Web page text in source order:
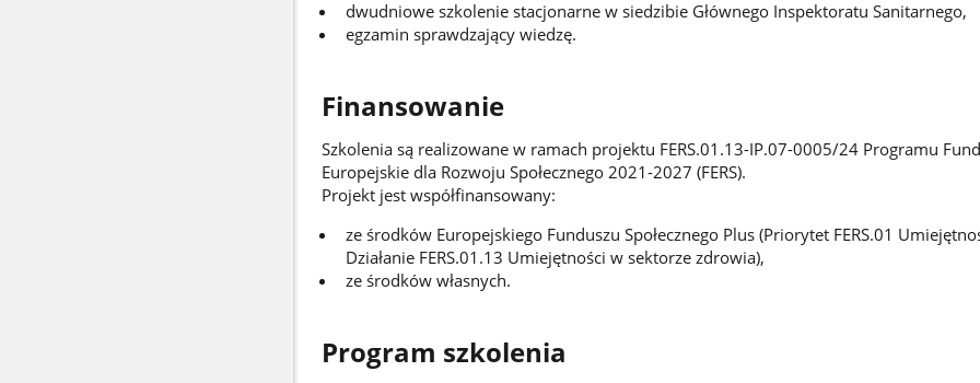
dwudniowe szkolenie stacjonarne w siedzibie Głównego Inspektoratu Sanitarnego,
egzamin sprawdzający wiedzę.
Finansowanie
Szkolenia są realizowane w ramach projektu FERS.01.13-IP.07-0005/24 Programu
Europejskie dla Rozwoju Społecznego 2021-2027 (FERS).
Projekt jest współfinansowany:
ze środków Europejskiego Funduszu Społecznego Plus (Priorytet FERS.01
Działanie FERS.01.13 Umiejętności w sektorze zdrowia),
ze środków własnych.
Program szkolenia